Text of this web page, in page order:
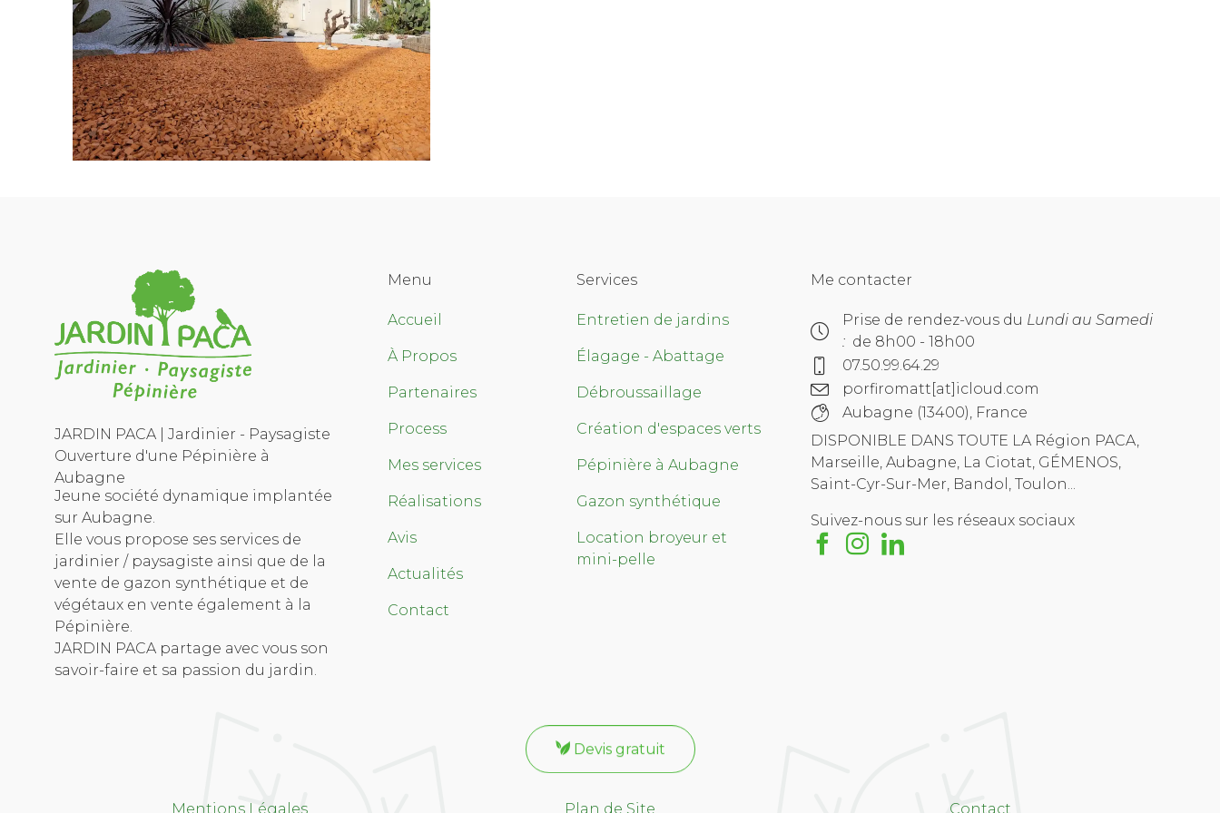
JARDIN PACA | Jardinier - Paysagiste
Ouverture d'une Pépinière à
Aubagne
Jeune société dynamique implantée
sur Aubagne.
Elle vous propose ses services de
jardinier / paysagiste ainsi que de la
vente de gazon synthétique et de
végétaux en vente également à la
Pépinière.
JARDIN PACA partage avec vous son
savoir-faire et sa passion du jardin.
Menu
Accueil
À Propos
Partenaires
Process
Mes services
Réalisations
Avis
Actualités
Contact
Services
Entretien de jardins
Élagage - Abattage
Débroussaillage
Création d'espaces verts
Pépinière à Aubagne
Gazon synthétique
Location broyeur et
mini-pelle
Me contacter
Prise de rendez-vous du Lundi au Samedi
:de 8h00 - 18h00
07.50.99.64.29
porfiromatt[at]icloud.com
Aubagne (13400), France
DISPONIBLE DANS TOUTE LA Région PACA,
Marseille, Aubagne, La Ciotat, GÉMENOS,
Saint-Cyr-Sur-Mer, Bandol, Toulon...
Suivez-nous sur les réseaux sociaux
Devis gratuit
Mentions Légales Plan de Site Contact